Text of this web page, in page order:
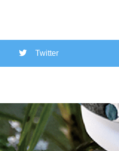
Twitter